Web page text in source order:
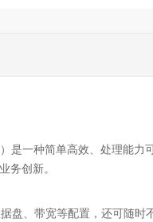
是一种简单高效、处理能
务创新。
盘、带宽等配置，还可随